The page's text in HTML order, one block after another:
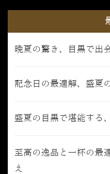
晩夏の驚き、目黒で出
記念日の最適解、盛夏
盛夏の目黒で堪能する
至高の逸品と一杯の最
え